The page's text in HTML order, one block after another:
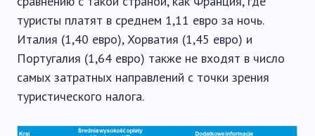
туристы платят в среднем 1,11 евро за ночь.
Италия (1,40 евро), Хорватия (1,45 евро) и
Португалия (1,64 евро) также не входят в число
самых затратных направлений с точки зрения
туристического налога.